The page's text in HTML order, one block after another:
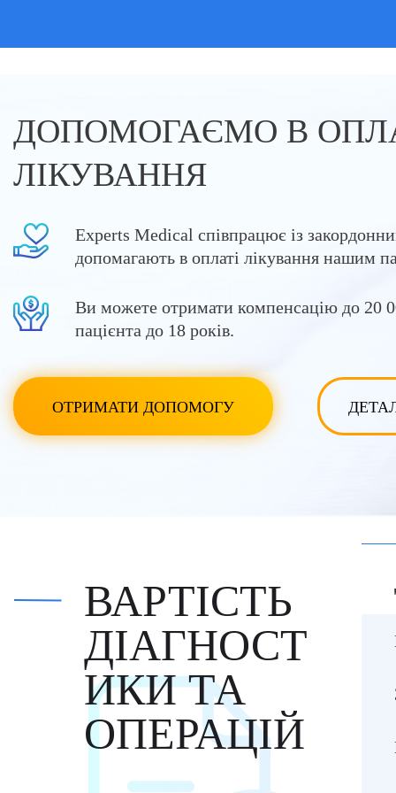
ДОПОМОГАЄМО В
ЛІКУВАННЯ
Experts Medical співпрацює із
допомагають в оплаті лікування нашим
Ви можете отримати компенсацію до 20
пацієнта до 18 років.
ОТРИМАТИ ДОПОМОГУ
ВАРТІСТЬ
ДІАГНОСТ
ИКИ ТА
ОПЕРАЦІЙ